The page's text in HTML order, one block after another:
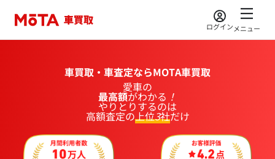
ログインメニュー
車買取・車査定ならMOTA車買取
愛車の
最高額がわかる ！
やりとりするのは
高額査定の上位3社だけ